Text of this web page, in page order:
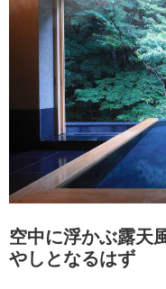
空中に浮かぶ露天
やしとなるはず